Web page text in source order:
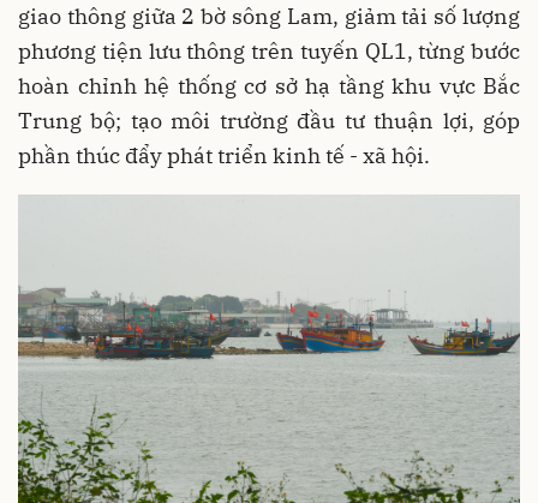
giao thông giữa 2 bờ sông Lam, giảm tải số lượng
phương tiện lưu thông trên tuyến QL1, từng bước
hoàn chỉnh hệ thống cơ sở hạ tầng khu vực Bắc
Trung bộ; tạo môi trường đầu tư thuận lợi, góp
phần thúc đẩy phát triển kinh tế - xã hội.